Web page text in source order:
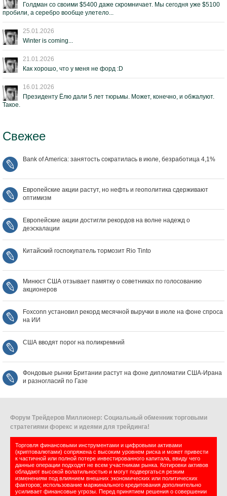
Голдман со своими $5400 даже скромничает. Мы сегодня уже $5100
пробили, а серебро вообще улетело...
25.01.2026
Winter is coming...
21.01.2026
Как хорошо, что у меня не форд :D
16.01.2026
Президенту Ёлю дали 5 лет тюрьмы. Может, конечно, и обжалуют.
Такое.
Свежее
Bank of America: занятость сократилась в июле, безработица 4,1%
Европейские акции растут, но нефть и геополитика сдерживают
оптимизм
Европейские акции достигли рекордов на волне надежд о
деэскалации
Китайский госпокупатель тормозит Rio Tinto
Минюст США отзывает памятку о советниках по голосованию
акционеров
Foxconn установил рекорд месячной выручки в июле на фоне спроса
на ИИ
США вводят порог на поликремний
Фондовые рынки Британии растут на фоне дипломатии США‑Ирана
и разногласий по Газе
Форум Трейдеров Миллионер: Социальный обменник торговыми
стратегиями форекс и идеями для трейдинга!
Торговля финансовыми инструментами и цифровыми активами
(криптовалютами) сопряжена с высоким уровнем риска и может привести
к частичной или полной потере инвестированного капитала, ввиду чего
данные операции подходят не всем участникам рынка. Котировки активов
обладают высокой волатильностью и могут подвергаться резким
изменениям под влиянием внешних экономических или политических
факторов; использование маржинального кредитования дополнительно
усиливает финансовые угрозы. Перед принятием решения о совершении